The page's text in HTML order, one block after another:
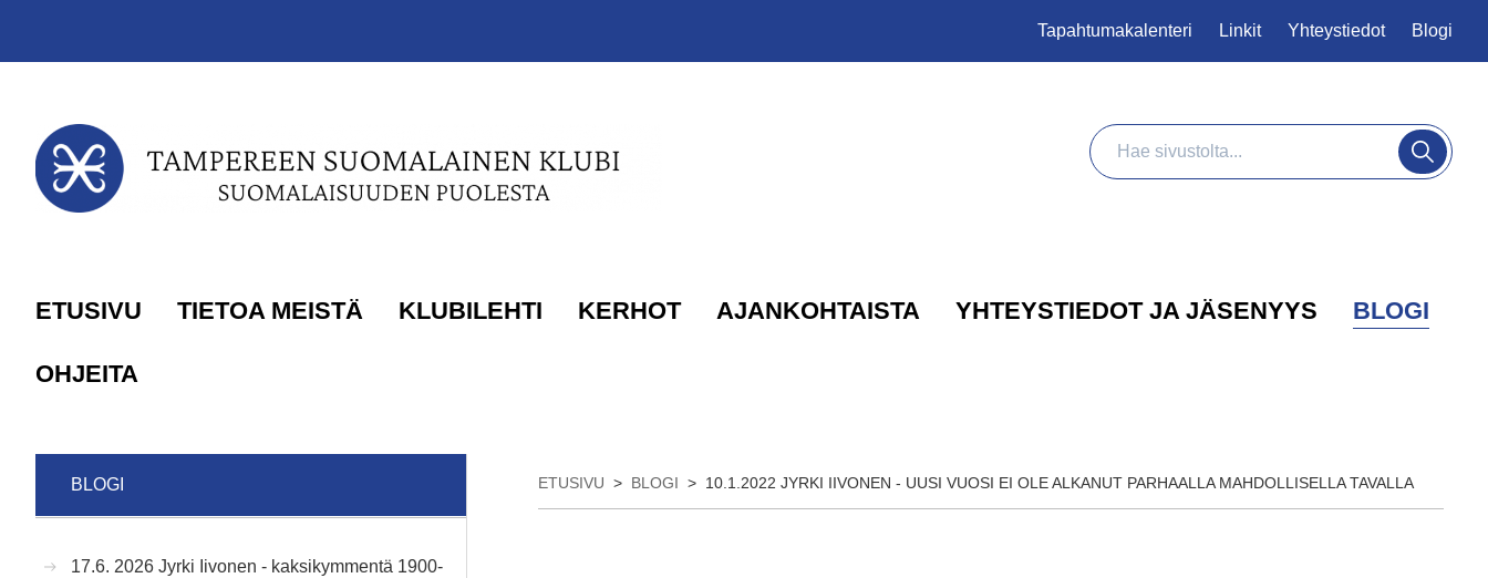
Tapahtumakalenteri Linkit Yhteystiedot Blogi
Haku
Hae
ETUSIVU TIETOA MEISTÄ KLUBILEHTI KERHOT AJANKOHTAISTA YHTEYSTIEDOT JA JÄSENYYS BLOGI
OHJEITA
ETUSIVU > BLOGI > 10.1.2022 JYRKI IIVONEN - UUSI VUOSI EI OLE ALKANUT PARHAALLA MAHDOLLISELLA TAVALLA
BLOGI
17.6. 2026 Jyrki Iivonen - kaksikymmentä 1900-